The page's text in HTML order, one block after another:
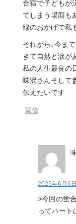
合宿で子どもが
てしまう場面も
線のおかげで私
それから､今ま
きて自然と涙が
私の人生最良の
味沢さんそして
伝えたいです
返信
2025年6月6
>今回の蛍
ってハート